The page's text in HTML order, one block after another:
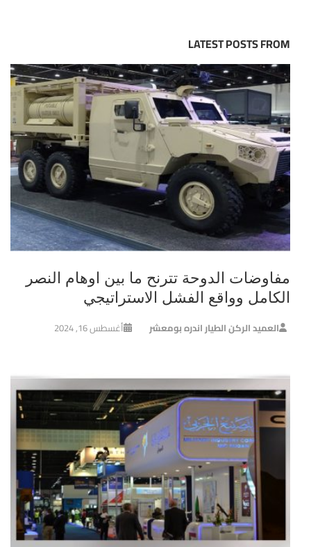
LATEST POSTS FROM
مفاوضات الدوحة تترنح ما بين اوهام النصر
الكامل وواقع الفشل الاستراتيجي
العميد الركن الطيار اندره بومعشر أغسطس 16, 2024